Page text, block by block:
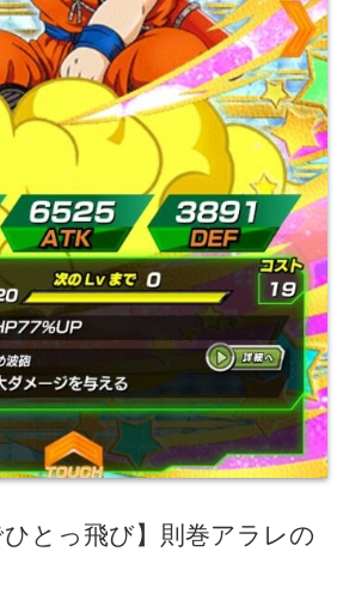
ひとっ飛び】則巻アラレの